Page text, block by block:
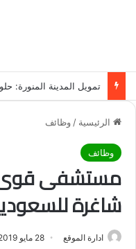
الرئيسية / وظائف
وظائف
مستشفى قوى
شاغرة
ادارة الموقع 28 مايو 2019